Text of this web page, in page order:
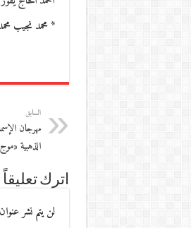
* محمد نجيب
السابق
مهرجان
الذهبية «موج
اترك تعليقاً
لن يتم نشر